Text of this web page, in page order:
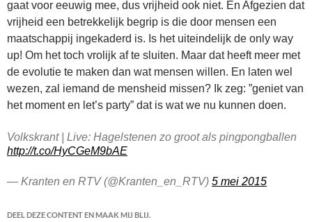
gaat voor eeuwig mee, dus vrijheid ook niet. En Afgezien dat
vrijheid een betrekkelijk begrip is die door mensen een
maatschappij ingekaderd is. Is het uiteindelijk de only way
up! Om het toch vrolijk af te sluiten. Maar dat heeft meer met
de evolutie te maken dan wat mensen willen. En laten wel
wezen, zal iemand de mensheid missen? Ik zeg: ”geniet van
het moment en let’s party” dat is wat we nu kunnen doen.
Volkskrant | Live: Hagelstenen zo groot als pingpongballen
http://t.co/HyCGeM9bAE
— Kranten en RTV (@Kranten_en_RTV) 5 mei 2015
DEEL DEZE CONTENT EN MAAK MIJ BLIJ.